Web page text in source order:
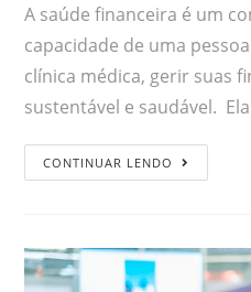
A saúde financeira é um
capacidade de uma
clínica médica, gerir suas
sustentável e saudável.
CONTINUAR LENDO